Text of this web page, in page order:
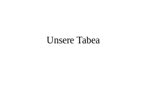
Unsere Tabea